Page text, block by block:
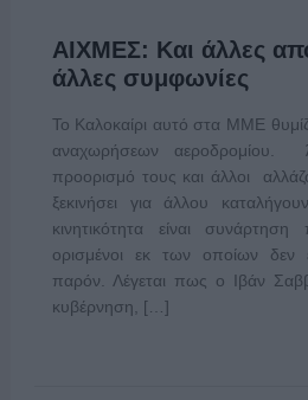
ΑΙΧΜΕΣ: Και άλλες
άλλες συμφωνίες
Το Καλοκαίρι αυτό στα ΜΜΕ
αναχωρήσεων αεροδρομίου.
προορισμό τους και άλλοι
ξεκινήσει για άλλου
κινητικότητα είναι
ορισμένοι εκ των οποίων δεν
παρόν. Λέγεται πως ο Ιβάν
κυβέρνηση, […]